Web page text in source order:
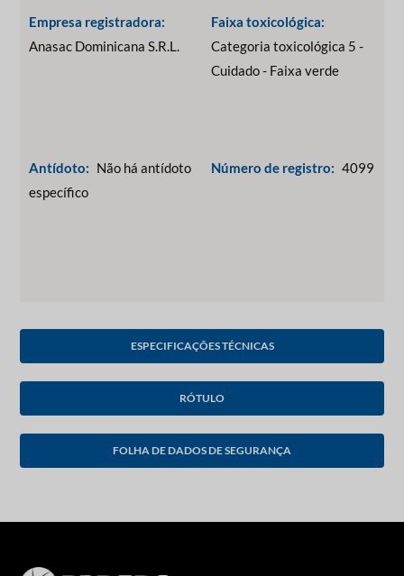
Empresa registradora:
Anasac Dominicana S.R.L.
Antídoto: Não há antídoto
específico
Faixa toxicológica:
Categoria toxicológica 5 -
Cuidado - Faixa verde
Número de registro: 4099
ESPECIFICAÇÕES TÉCNICAS
RÓTULO
FOLHA DE DADOS DE SEGURANÇA